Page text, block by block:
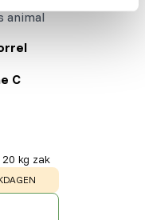
animal
C
20 kg zak